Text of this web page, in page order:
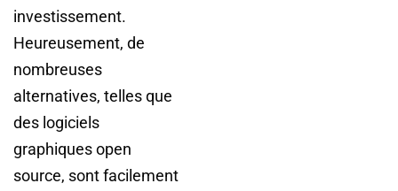
investissement.
Heureusement, de
nombreuses
alternatives, telles que
des logiciels
graphiques open
source, sont facilement